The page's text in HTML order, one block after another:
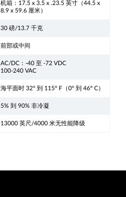
机箱：17.5 x 3.5 x .23.5 英寸（44.5 x
8.9 x 59.6 厘米）
30 磅/13.7 千克
前部或中间
AC/DC：-40 至 -72 VDC
100-240 VAC
海平面时 32° 到 115° F（0° 到 46° C）
5% 到 90% 非冷凝
13000 英尺/4000 米无性能降级